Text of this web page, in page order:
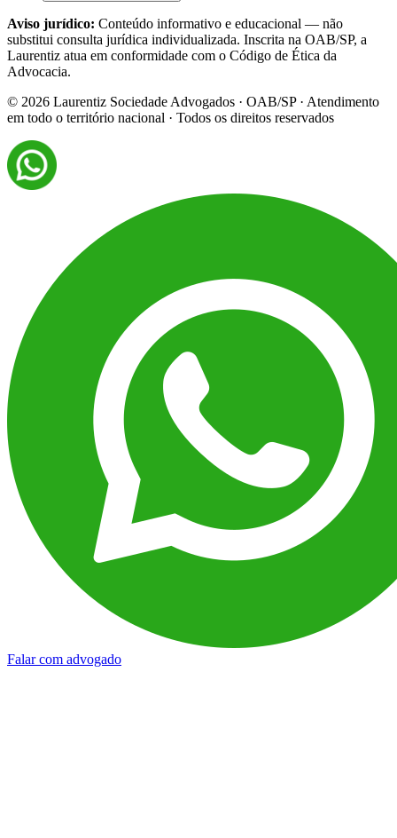
Aviso jurídico: Conteúdo informativo e educacional — não
substitui consulta jurídica individualizada. Inscrita na OAB/SP, a
Laurentiz atua em conformidade com o Código de Ética da
Advocacia.
© 2026 Laurentiz Sociedade Advogados · OAB/SP · Atendimento
em todo o território nacional · Todos os direitos reservados
Falar com advogado